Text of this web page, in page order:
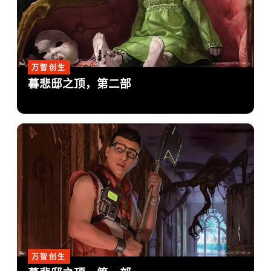
万智创生
暮悲邸之顶，第二部
万智创生